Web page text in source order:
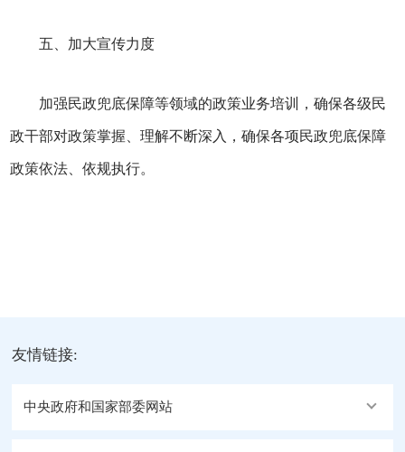
五、加大宣传力度
加强民政兜底保障等领域的政策业务培训，确保各级民
政干部对政策掌握、理解不断深入，确保各项民政兜底保障
政策依法、依规执行。
友情链接:
中央政府和国家部委网站